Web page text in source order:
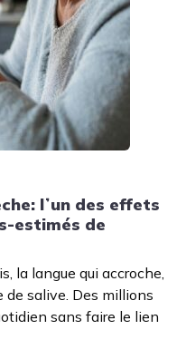
lʼun des effets
estimés de
la langue qui accroche,
de salive. Des millions
sans faire le lien